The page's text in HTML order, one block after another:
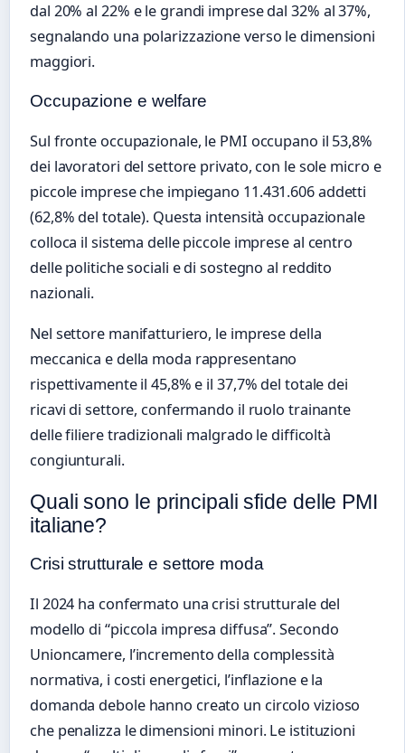
dal 20% al 22% e le grandi imprese dal 32% al 37%,
segnalando una polarizzazione verso le dimensioni
maggiori.
Occupazione e welfare
Sul fronte occupazionale, le PMI occupano il 53,8%
dei lavoratori del settore privato, con le sole micro e
piccole imprese che impiegano 11.431.606 addetti
(62,8% del totale). Questa intensità occupazionale
colloca il sistema delle piccole imprese al centro
delle politiche sociali e di sostegno al reddito
nazionali.
Nel settore manifatturiero, le imprese della
meccanica e della moda rappresentano
rispettivamente il 45,8% e il 37,7% del totale dei
ricavi di settore, confermando il ruolo trainante
delle filiere tradizionali malgrado le difficoltà
congiunturali.
Quali sono le principali sfide delle PMI
italiane?
Crisi strutturale e settore moda
Il 2024 ha confermato una crisi strutturale del
modello di “piccola impresa diffusa”. Secondo
Unioncamere, l’incremento della complessità
normativa, i costi energetici, l’inflazione e la
domanda debole hanno creato un circolo vizioso
che penalizza le dimensioni minori. Le istituzioni